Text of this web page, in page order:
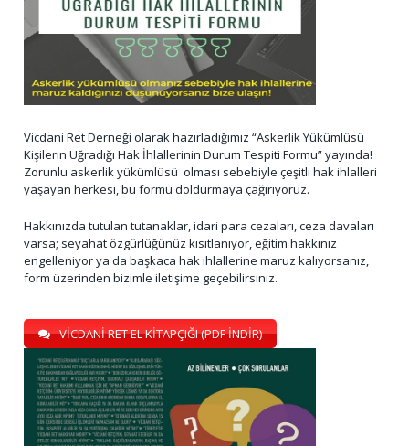
Vicdani Ret Derneği olarak hazırladığımız “Askerlik Yükümlüsü
Kişilerin Uğradığı Hak İhlallerinin Durum Tespiti Formu” yayında!
Zorunlu askerlik yükümlüsü olması sebebiyle çeşitli hak ihlalleri
yaşayan herkesi, bu formu doldurmaya çağırıyoruz.
Hakkınızda tutulan tutanaklar, idari para cezaları, ceza davaları
varsa; seyahat özgürlüğünüz kısıtlanıyor, eğitim hakkınız
engelleniyor ya da başkaca hak ihlallerine maruz kalıyorsanız,
form üzerinden bizimle iletişime geçebilirsiniz.
VİCDANİ RET EL KİTAPÇIĞI (PDF İNDİR)